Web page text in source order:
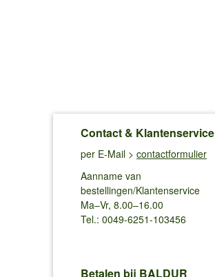
Contact & Klantenservice
per E-Mail > contactformulier
Aanname van
bestellingen/Klantenservice
Ma–Vr, 8.00–16.00
Tel.: 0049-6251-103456
Betalen bij BALDUR